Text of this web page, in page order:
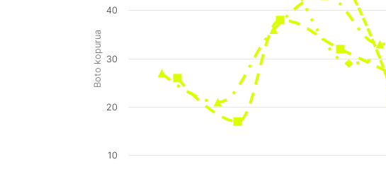
Boto kopurua
10
20
30
40